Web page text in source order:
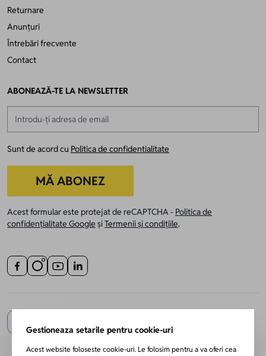
Returnare
Anunțuri
Întrebări frecvente
Contact
ABONEAZĂ-TE LA NEWSLETTER
Sunt de acord cu Politica de confidentialitate
MĂ ABONEZ
Acest formular este protejat de reCAPTCHA - Politica de
confidențialitate Google șiTermenii și condițiile.
Gestioneaza setarile pentru cookie-uri
Acest website foloseste cookie-uri. Le folosim pentru a va oferi cea